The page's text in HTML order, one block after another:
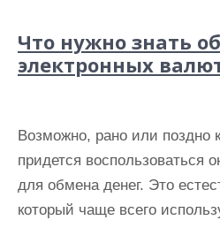
Что нужно знать
электронных
Возможно, рано или поздно
придется воспользоваться
для обмена денег. Это
который чаще всего